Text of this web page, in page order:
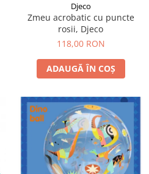
Djeco
Zmeu acrobatic cu puncte
rosii, Djeco
118,00 RON
ADAUGĂ ÎN COȘ